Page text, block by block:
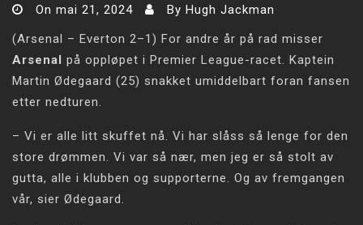
On mai 21, 2024 By Hugh Jackman
(Arsenal – Everton 2–1) For andre år på rad misser
Arsenal på oppløpet i Premier League-racet. Kaptein
Martin Ødegaard (25) snakket umiddelbart foran fansen
etter nedturen.
– Vi er alle litt skuffet nå. Vi har slåss så lenge for den
store drømmen. Vi var så nær, men jeg er så stolt av
gutta, alle i klubben og supporterne. Og av fremgangen
vår, sier Ødegaard.